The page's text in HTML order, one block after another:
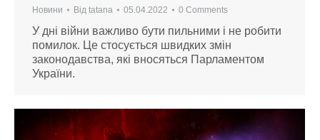
Новини Від tatana 05.04.2022 0 Comments
У дні війни важливо бути пильними і не робити
помилок. Це стосується швидких змін
законодавства, які вносяться Парламентом
України.